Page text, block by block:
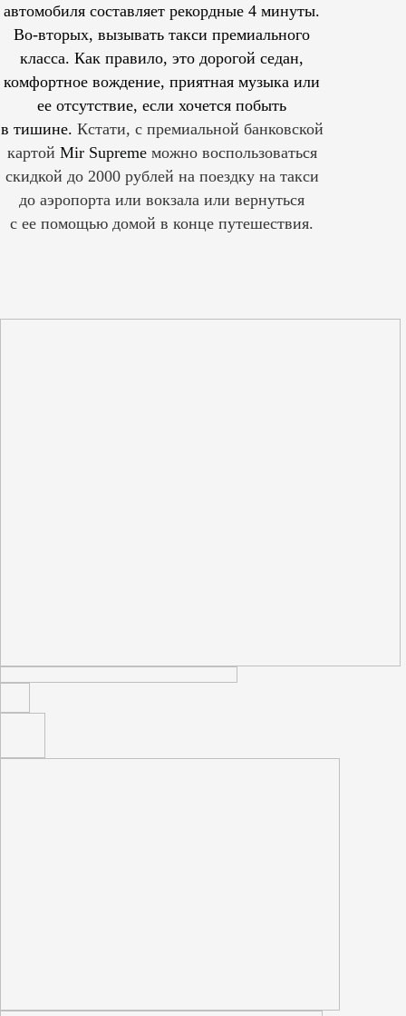
автомобиля составляет рекордные 4 минуты.
Во-вторых, вызывать такси премиального
класса. Как правило, это дорогой седан,
комфортное вождение, приятная музыка или
ее отсутствие, если хочется побыть
в тишине. Кстати, с премиальной банковской
картой Mir Supreme можно воспользоваться
скидкой до 2000 рублей на поездку на такси
до аэропорта или вокзала или вернуться
с ее помощью домой в конце путешествия.